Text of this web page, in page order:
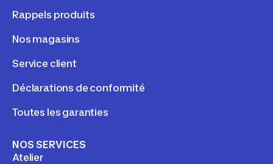
Rappels produits
Nos magasins
Service client
Déclarations de conformité
Toutes les garanties
NOS SERVICES
Atelier